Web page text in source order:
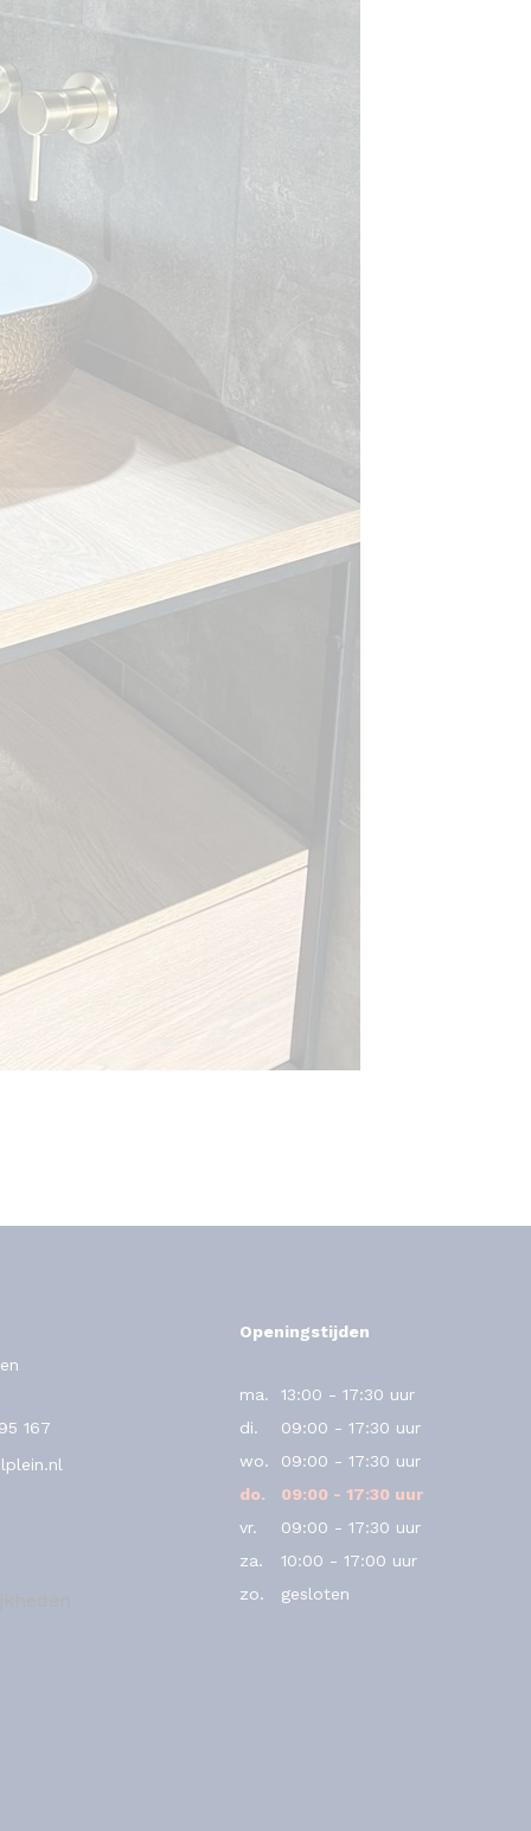
167
Openingstijden
ma.
13:00 - 17:30 uur
di.
09:00 - 17:30 uur
wo.
09:00 - 17:30 uur
do.
09:00 - 17:30 uur
vr.
09:00 - 17:30 uur
za.
10:00 - 17:00 uur
zo.
gesloten